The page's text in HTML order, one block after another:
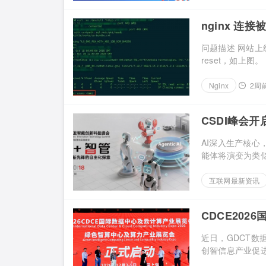
nginx 连接
问题描述 网站
reset，如上图
Nginx 2周
CSDI峰会开
AI深入生产核心
能体将演变为类
互联网最新资讯
CDCE2026
球合作平台
近日，GDCT数
创智信息产业促